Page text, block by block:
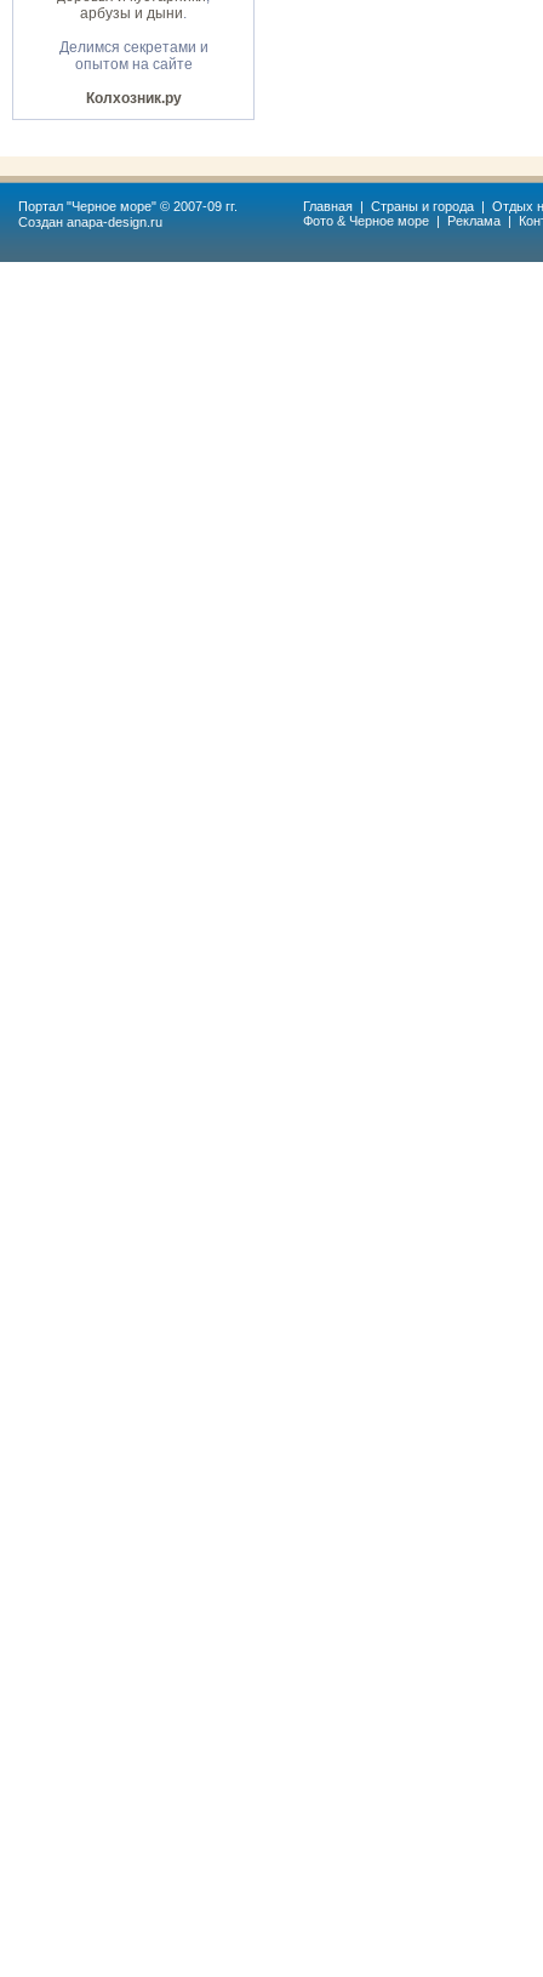
арбузы и дыни.
Делимся секретами и
опытом на сайте
Колхозник.ру
Портал "Черное море" © 2007-09 гг.
Создан anapa-design.ru
Главная | Страны и города | Отдых
Фото & Черное море | Реклама |